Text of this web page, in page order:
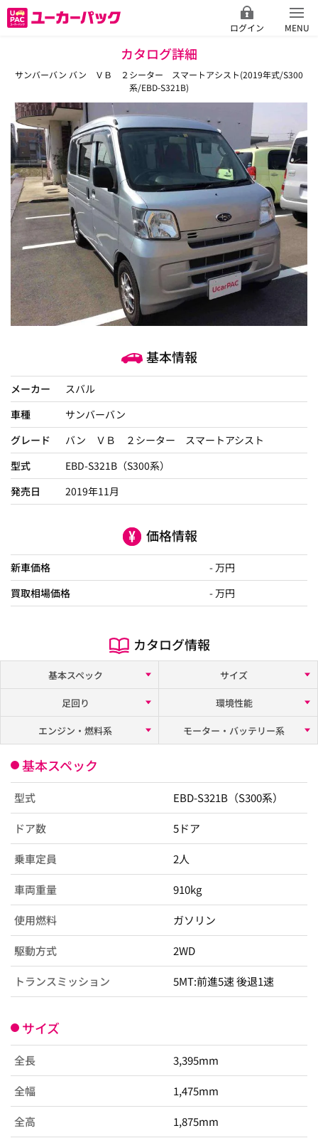
ログイン MENU
カタログ詳細
サンバーバン バン ＶＢ ２シーター スマートアシスト(2019年式/S300
系/EBD-S321B)
基本情報
メーカー
スバル
車種
サンバーバン
グレード
バン ＶＢ ２シーター スマートアシスト
型式
EBD-S321B（S300系）
発売日
2019年11月
価格情報
新車価格
- 万円
買取相場価格
- 万円
カタログ情報
基本スペック
サイズ
足回り
環境性能
エンジン・燃料系
モーター・バッテリー系
基本スペック
型式 EBD-S321B（S300系）
ドア数 5ドア
乗車定員 2人
車両重量 910kg
使用燃料 ガソリン
駆動方式 2WD
トランスミッション 5MT:前進5速 後退1速
サイズ
全長 3,395mm
全幅 1,475mm
全高 1,875mm